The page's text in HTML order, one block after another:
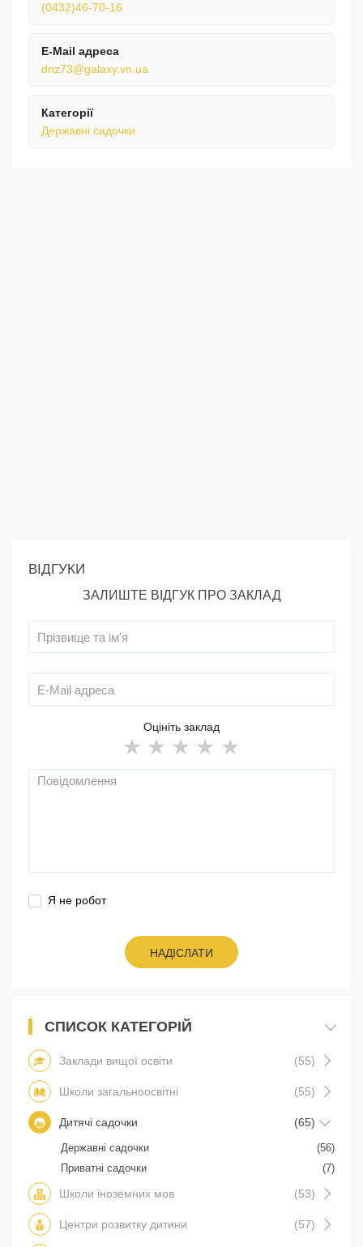
(0432)46-70-16
E-Mail адреса
dnz73@galaxy.vn.ua
Категорії
Державні садочки
ВІДГУКИ
ЗАЛИШТЕ ВІДГУК ПРО ЗАКЛАД
Оцініть заклад
Я не робот
НАДІСЛАТИ
СПИСОК КАТЕГОРІЙ
Заклади вищої освіти (55)
Школи загальноосвітні (55)
Дитячі садочки (65)
Державні садочки
(56)
Приватні садочки
(7)
Школи іноземних мов (53)
Центри розвитку дитини (57)